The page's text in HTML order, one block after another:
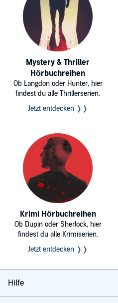
Mystery & Thriller
Hörbuchreihen
Ob Langdon oder Hunter, hier
findest du alle Thrillerserien.
Jetzt entdecken ❭❭
Krimi Hörbuchreihen
Ob Dupin oder Sherlock, hier
findest du alle Krimiserien.
Jetzt entdecken ❭❭
Hilfe